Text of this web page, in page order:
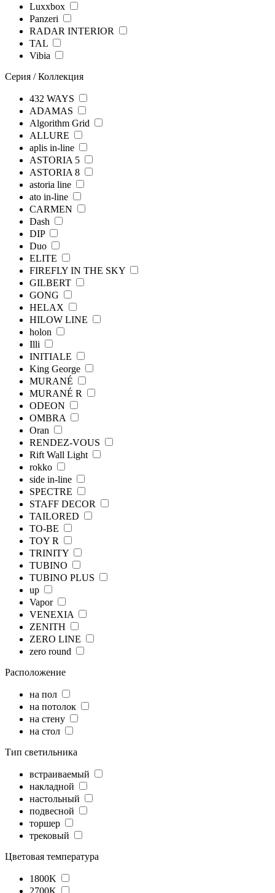
Luxxbox
Panzeri
RADAR INTERIOR
TAL
Vibia
Серия / Коллекция
432 WAYS
ADAMAS
Algorithm Grid
ALLURE
aplis in-line
ASTORIA 5
ASTORIA 8
astoria line
ato in-line
CARMEN
Dash
DIP
Duo
ELITE
FIREFLY IN THE SKY
GILBERT
GONG
HELAX
HILOW LINE
holon
Illi
INITIALE
King George
MURANÉ
MURANÉ R
ODEON
OMBRA
Oran
RENDEZ-VOUS
Rift Wall Light
rokko
side in-line
SPECTRE
STAFF DECOR
TAILORED
TO-BE
TOY R
TRINITY
TUBINO
TUBINO PLUS
up
Vapor
VENEXIA
ZENITH
ZERO LINE
zero round
Расположение
на пол
на потолок
на стену
на стол
Тип светильника
встраиваемый
накладной
настольный
подвесной
торшер
трековый
Цветовая температура
1800K
2700K